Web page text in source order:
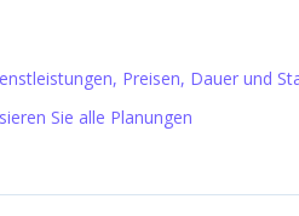
Preisen, Dauer und
Sie alle Planungen